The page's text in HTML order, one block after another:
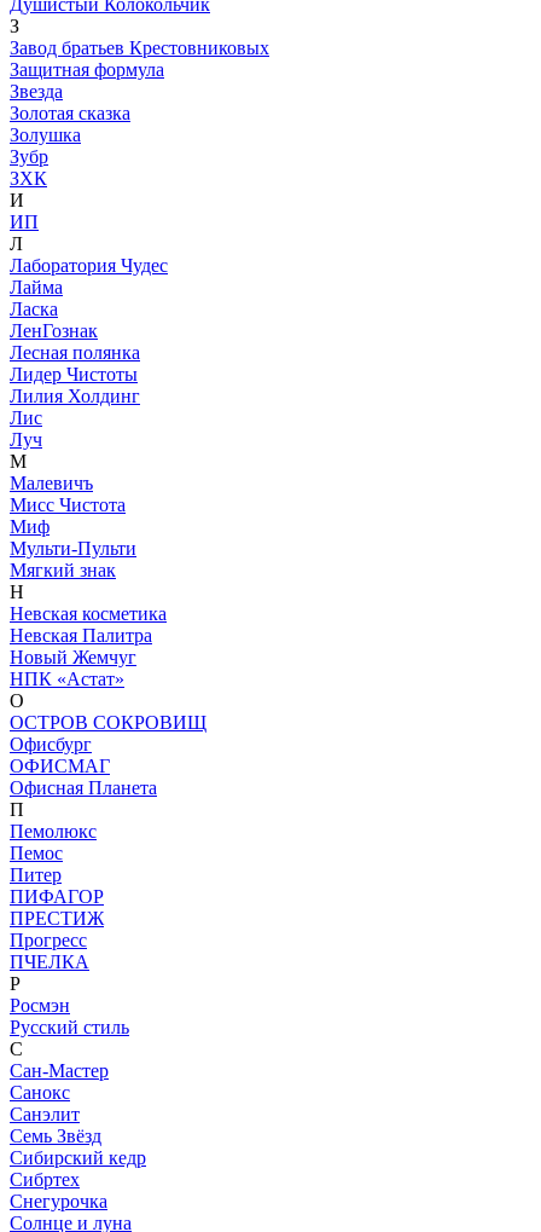
Душистый Колокольчик
З
Завод братьев Крестовниковых
Защитная формула
Звезда
Золотая сказка
Золушка
Зубр
ЗХК
И
ИП
Л
Лаборатория Чудес
Лайма
Ласка
ЛенГознак
Лесная полянка
Лидер Чистоты
Лилия Холдинг
Лис
Луч
М
Малевичъ
Мисс Чистота
Миф
Мульти-Пульти
Мягкий знак
Н
Невская косметика
Невская Палитра
Новый Жемчуг
НПК «Астат»
О
ОСТРОВ СОКРОВИЩ
Офисбург
ОФИСМАГ
Офисная Планета
П
Пемолюкс
Пемос
Питер
ПИФАГОР
ПРЕСТИЖ
Прогресс
ПЧЕЛКА
Р
Росмэн
Русский стиль
С
Сан-Мастер
Санокс
Санэлит
Семь Звёзд
Сибирский кедр
Сибртех
Снегурочка
Солнце и луна